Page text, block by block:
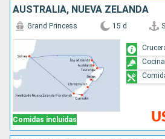
AUSTRALIA, NUEVA ZELANDA
Comidas incluidas
Grand Princess 15 d